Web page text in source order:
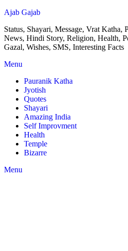
Ajab Gajab
Status, Shayari, Message, Vrat Katha,
News, Hindi Story, Religion, Health,
Gazal, Wishes, SMS, Interesting Facts
Menu
Pauranik Katha
Jyotish
Quotes
Shayari
Amazing India
Self Improvment
Health
Temple
Bizarre
Menu